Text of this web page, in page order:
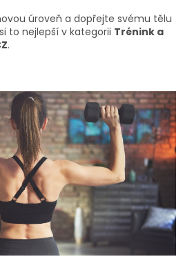
úroveň a dopřejte svému tělu
to nejlepší v kategorii Trénink a
.